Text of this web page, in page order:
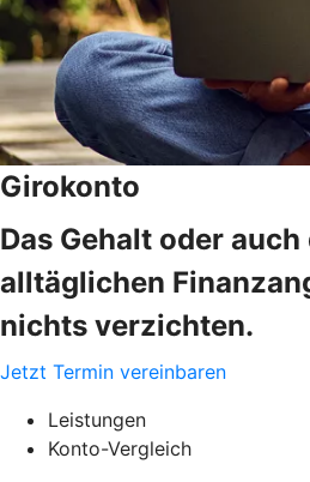
Girokonto
Das Gehalt oder
alltäglichen
nichts verzichten.
Jetzt Termin vereinbaren
Leistungen
Konto-Vergleich